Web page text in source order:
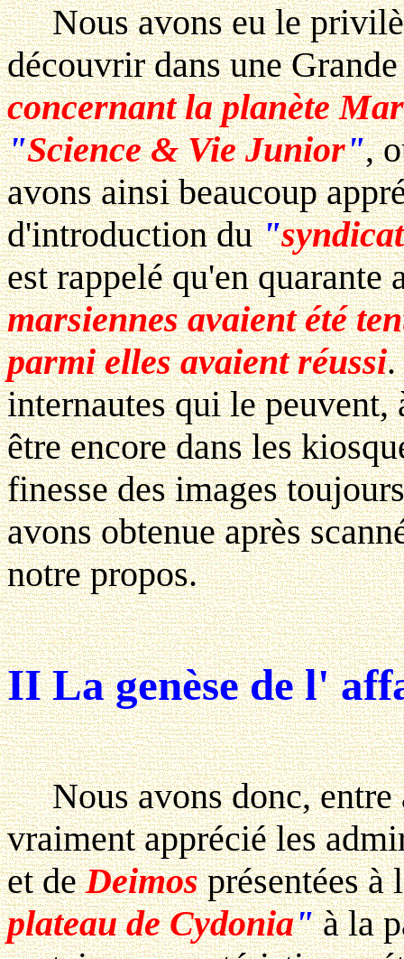
Nous avons eu le
découvrir dans une
concernant la planète
"Science & Vie Junior",
avons ainsi beaucoup
d'introduction du"
est rappelé qu'en quarante
marsiennes avaient été
parmi elles avaient réussi.
internautes qui le peuvent,
être encore dans les
finesse des images
avons obtenue après
notre propos.
II La genèse de l'
Nous avons donc, entre
vraiment apprécié les
et deDeimosprésentées à
plateau de Cydonia"à la